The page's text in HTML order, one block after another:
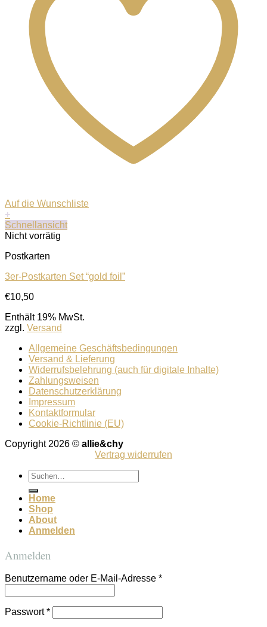
Auf die Wunschliste
+
Schnellansicht
Nicht vorrätig
Postkarten
3er-Postkarten Set “gold foil”
€10,50
Enthält 19% MwSt.
zzgl. Versand
Allgemeine Geschäftsbedingungen
Versand & Lieferung
Widerrufsbelehrung (auch für digitale Inhalte)
Zahlungsweisen
Datenschutzerklärung
Impressum
Kontaktformular
Cookie-Richtlinie (EU)
Copyright 2026 © allie&chy
Vertrag widerrufen
Suchen
nach:
Home
Shop
About
Anmelden
Anmelden
Benutzername oder E-Mail-Adresse *
Passwort*